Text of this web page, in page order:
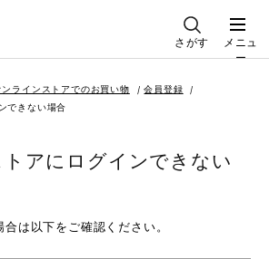
さがす
メニュ
ー
ンラインストアでのお買い物
会員登録
できない場合
アにログインできない
は以下をご確認ください。